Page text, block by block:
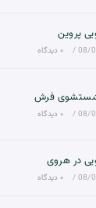
پروین
08/
/ ۰ دیدگاه
فرش
08/
/ ۰ دیدگاه
در هروی
08/
/ ۰ دیدگاه